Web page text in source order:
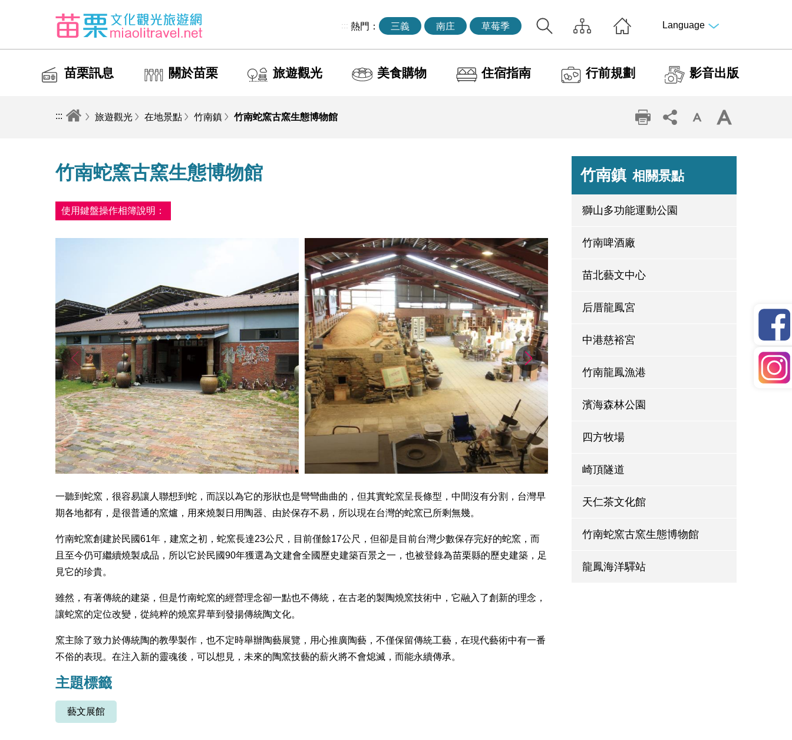
::: 熱門： 三義 南庄 草莓季 Language
苗栗訊息 關於苗栗 旅遊觀光 美食購物 住宿指南 行前規劃 影音出版
::: 旅遊觀光 在地景點 竹南鎮 竹南蛇窯古窯生態博物館
竹南蛇窯古窯生態博物館
使用鍵盤操作相簿說明：
一聽到蛇窯，很容易讓人聯想到蛇，而誤以為它的形狀也是彎彎曲曲的，但其實蛇窯呈長條型，中間沒有分割，台灣早
期各地都有，是很普通的窯爐，用來燒製日用陶器、由於保存不易，所以現在台灣的蛇窯已所剩無幾。
竹南蛇窯創建於民國61年，建窯之初，蛇窯長達23公尺，目前僅餘17公尺，但卻是目前台灣少數保存完好的蛇窯，而
且至今仍可繼續燒製成品，所以它於民國90年獲選為文建會全國歷史建築百景之一，也被登錄為苗栗縣的歷史建築，足
見它的珍貴。
雖然，有著傳統的建築，但是竹南蛇窯的經營理念卻一點也不傳統，在古老的製陶燒窯技術中，它融入了創新的理念，
讓蛇窯的定位改變，從純粹的燒窯昇華到發揚傳統陶文化。
窯主除了致力於傳統陶的教學製作，也不定時舉辦陶藝展覽，用心推廣陶藝，不僅保留傳統工藝，在現代藝術中有一番
不俗的表現。在注入新的靈魂後，可以想見，未來的陶窯技藝的薪火將不會熄滅，而能永續傳承。
主題標籤
藝文展館
竹南鎮 相關景點
獅山多功能運動公園
竹南啤酒廠
苗北藝文中心
后厝龍鳳宮
中港慈裕宮
竹南龍鳳漁港
濱海森林公園
四方牧場
崎頂隧道
天仁茶文化館
竹南蛇窯古窯生態博物館
龍鳳海洋驛站